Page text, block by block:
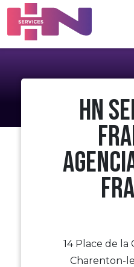
HN
14 Place de la
Charenton-